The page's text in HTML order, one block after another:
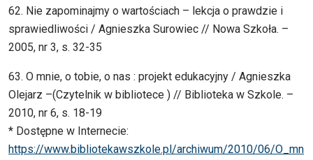
62. Nie zapominajmy o wartościach – lekcja o prawdzie i
sprawiedliwości / Agnieszka Surowiec // Nowa Szkoła. –
2005, nr 3, s. 32-35
63. O mnie, o tobie, o nas : projekt edukacyjny / Agnieszka
Olejarz –(Czytelnik w bibliotece ) // Biblioteka w Szkole. –
2010, nr 6, s. 18-19
* Dostępne w Internecie:
https://www.bibliotekawszkole.pl/archiwum/2010/06/O_mn